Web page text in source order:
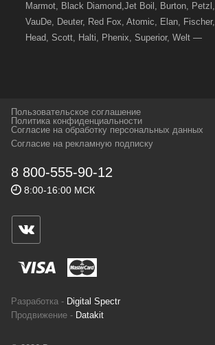
Marmot, Black Diamond,Jet Boil, Burton, Petzl,
VauDe, Deuter, Red Fox, Atomic, Elan, Fischer,
Head, Scott, Halti, Phenix, Superior, Welt —
и взыскательных путешественников,
спортсменов и отдыхающих.
Геннадьевич
ИНН 590300057023 ОГРН 304590319000121
ул.Советская, 25, магазин Басег.
Тел./факс (342) 2101242
Пользовательское соглашение
Политика конфиденциальности
Согласие на обработку персональных данных
Согласие на рекламную подписку
8 800-555-90-12
8:00-16:00 МСК
Разработка - Digital Spectr
Продвижение - Datakit